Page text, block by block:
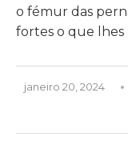
o fémur das
fortes o que lhes
janeiro 20, 2024